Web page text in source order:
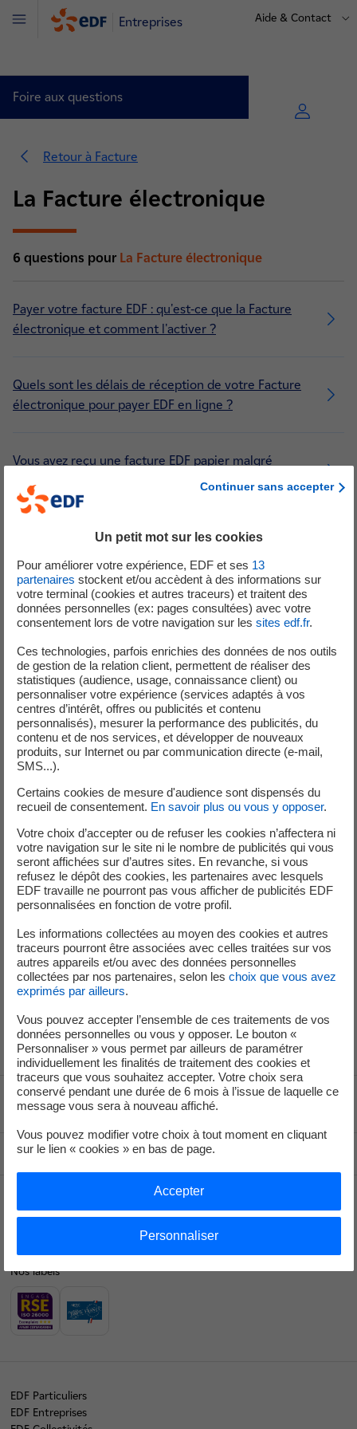
Entreprises Aide & Contact
Menu
Foire aux questions
Comprendre & Gérer (10)
La Facture électronique (6)
Les taxes & évolutions tarifaires en électricité (6)
COVID 19 – REPORT DES PAIEMENTS (0)
Retour à Facture
La Facture électronique
6 questions pour La Facture électronique
Payer votre facture EDF : qu'est-ce que la Facture
électronique et comment l'activer ?
Quels sont les délais de réception de votre Facture
électronique pour payer EDF en ligne ?
Vous avez reçu une facture EDF papier malgré
Vous n'avez pas reçu d'e-mail d'alerte pour votre
Comment résilier la Facture électronique et
revenir à la facture papier ?
La réforme de la facturation électronique de 2026,
qu’est-ce que c’est ?
Vous n'avez pas trouvé votre réponse ?
Contactez-nous
Vous n'avez pas trouvé de réponse ?
Contactez votre expert EDF
En savoir plus
Voir le fil d'ariane
Haut de page
Entreprises
Nos labels
EDF Particuliers
EDF Entreprises
Continuer sans accepter
Un petit mot sur les cookies
Pour améliorer votre expérience, EDF et ses 13
partenaires stockent et/ou accèdent à des informations sur
votre terminal (cookies et autres traceurs) et traitent des
données personnelles (ex: pages consultées) avec votre
consentement lors de votre navigation sur les sites edf.fr.
Ces technologies, parfois enrichies des données de nos outils
de gestion de la relation client, permettent de réaliser des
statistiques (audience, usage, connaissance client) ou
personnaliser votre expérience (services adaptés à vos
centres d’intérêt, offres ou publicités et contenu
personnalisés), mesurer la performance des publicités, du
contenu et de nos services, et développer de nouveaux
produits, sur Internet ou par communication directe (e-mail,
SMS...).
Certains cookies de mesure d'audience sont dispensés du
recueil de consentement. En savoir plus ou vous y opposer.
Votre choix d’accepter ou de refuser les cookies n’affectera ni
votre navigation sur le site ni le nombre de publicités qui vous
seront affichées sur d’autres sites. En revanche, si vous
refusez le dépôt des cookies, les partenaires avec lesquels
EDF travaille ne pourront pas vous afficher de publicités EDF
personnalisées en fonction de votre profil.
Les informations collectées au moyen des cookies et autres
traceurs pourront être associées avec celles traitées sur vos
autres appareils et/ou avec des données personnelles
collectées par nos partenaires, selon les choix que vous avez
exprimés par ailleurs.
Vous pouvez accepter l’ensemble de ces traitements de vos
données personnelles ou vous y opposer. Le bouton «
Personnaliser » vous permet par ailleurs de paramétrer
individuellement les finalités de traitement des cookies et
traceurs que vous souhaitez accepter. Votre choix sera
conservé pendant une durée de 6 mois à l’issue de laquelle ce
message vous sera à nouveau affiché.
Vous pouvez modifier votre choix à tout moment en cliquant
sur le lien « cookies » en bas de page.
Personnaliser
Accepter